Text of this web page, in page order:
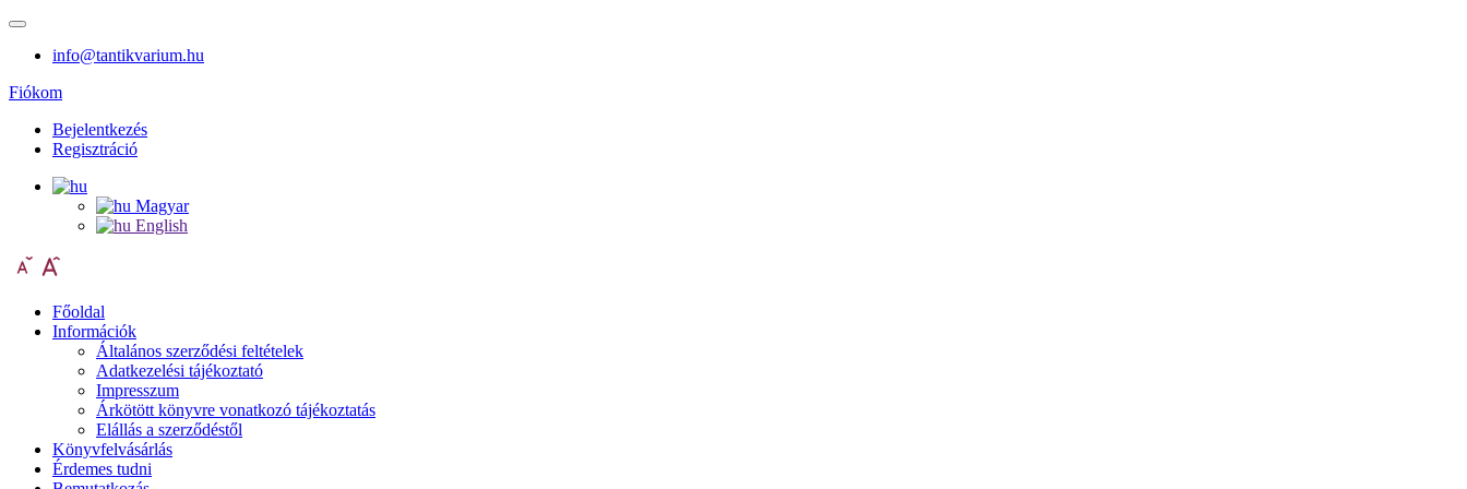
info@tantikvarium.hu
Fiókom
Bejelentkezés
Regisztráció
Magyar
English
Főoldal
Információk
Általános szerződési feltételek
Adatkezelési tájékoztató
Impresszum
Árkötött könyvre vonatkozó tájékoztatás
Elállás a szerződéstől
Könyvfelvásárlás
Érdemes tudni